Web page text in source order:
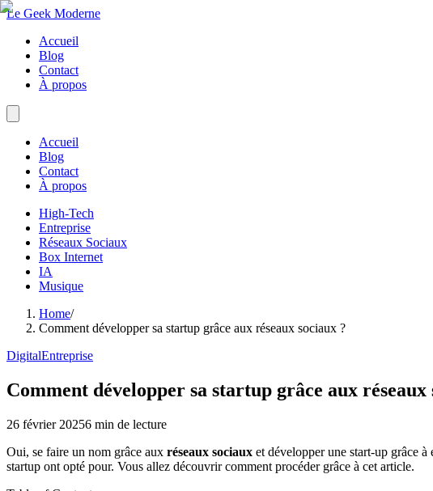
Le Geek Moderne
Accueil
Blog
Contact
À propos
Accueil
Blog
Contact
À propos
High-Tech
Entreprise
Réseaux Sociaux
Box Internet
IA
Musique
Home/
Comment développer sa startup grâce aux réseaux sociaux ?
DigitalEntreprise
Comment développer sa startup grâce aux réseaux
26 février 20256 min de lecture
Oui, se faire un nom grâce aux réseaux sociaux et développer une start-up grâce
startup ont opté pour. Vous allez découvrir comment procéder grâce à cet article.